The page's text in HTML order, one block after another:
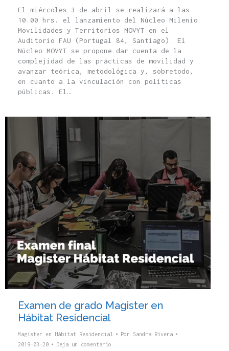
El miércoles 3 de abril se realizará a las
10.00 hrs. el lanzamiento del Núcleo Milenio
Movilidades y Territorios MOVYT en el
Auditorio FAU (Portugal 84, Santiago). El
Núcleo MOVYT se propone dar cuenta de la
complejidad de las prácticas de movilidad y
avanzar teórica, metodológica y, sobretodo,
en cuanto a la vinculación con políticas
públicas. El…
Examen de grado Magister en
Hábitat Residencial
Magíster en Hábitat Residencial Por Sandra Rivera
2019-03-20
Deja un comentario